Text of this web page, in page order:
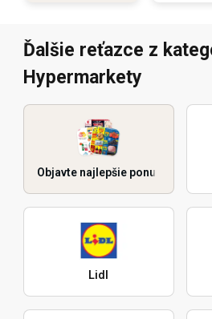
Ďalšie reťazce z
Hypermarkety
Objavte najlepšie ponuky
Lidl